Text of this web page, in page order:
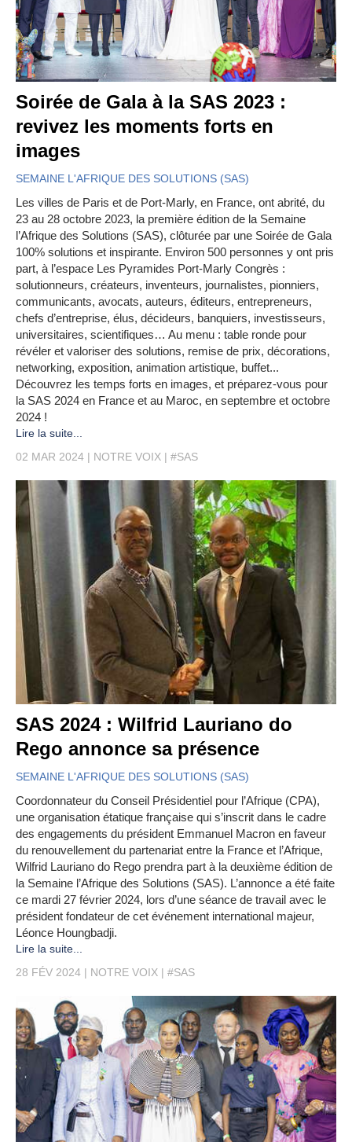
Soirée de Gala à la SAS 2023 :
revivez les moments forts en
images
SEMAINE L'AFRIQUE DES SOLUTIONS (SAS)
Les villes de Paris et de Port-Marly, en France, ont abrité, du
23 au 28 octobre 2023, la première édition de la Semaine
l’Afrique des Solutions (SAS), clôturée par une Soirée de Gala
100% solutions et inspirante. Environ 500 personnes y ont pris
part, à l’espace Les Pyramides Port-Marly Congrès :
solutionneurs, créateurs, inventeurs, journalistes, pionniers,
communicants, avocats, auteurs, éditeurs, entrepreneurs,
chefs d’entreprise, élus, décideurs, banquiers, investisseurs,
universitaires, scientifiques… Au menu : table ronde pour
révéler et valoriser des solutions, remise de prix, décorations,
networking, exposition, animation artistique, buffet...
Découvrez les temps forts en images, et préparez-vous pour
la SAS 2024 en France et au Maroc, en septembre et octobre
2024 !
Lire la suite...
02 MAR 2024
NOTRE VOIX #SAS
SAS 2024 : Wilfrid Lauriano do
Rego annonce sa présence
SEMAINE L'AFRIQUE DES SOLUTIONS (SAS)
Coordonnateur du Conseil Présidentiel pour l’Afrique (CPA),
une organisation étatique française qui s’inscrit dans le cadre
des engagements du président Emmanuel Macron en faveur
du renouvellement du partenariat entre la France et l’Afrique,
Wilfrid Lauriano do Rego prendra part à la deuxième édition de
la Semaine l’Afrique des Solutions (SAS). L’annonce a été faite
ce mardi 27 février 2024, lors d’une séance de travail avec le
président fondateur de cet événement international majeur,
Léonce Houngbadji.
Lire la suite...
28 FÉV 2024
NOTRE VOIX #SAS